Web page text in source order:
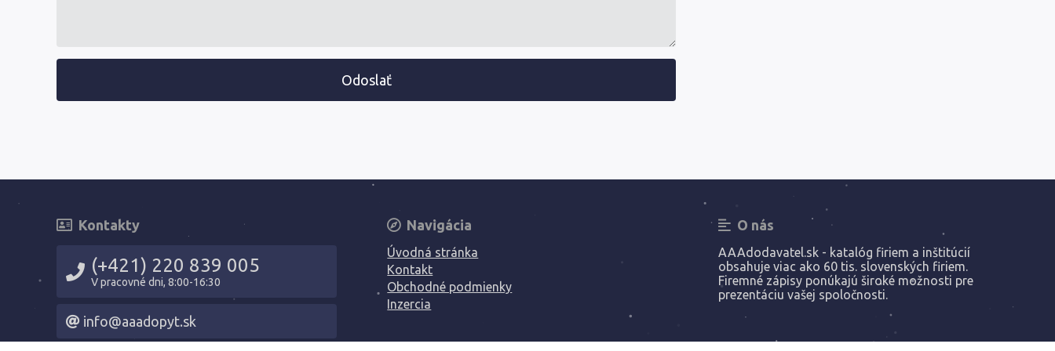
Odoslať
Kontakty
(+421) 220 839 005
V pracovné dni, 8:00-16:30
info@aaadopyt.sk
Navigácia
Úvodná stránka
Kontakt
Obchodné podmienky
Inzercia
O nás
AAAdodavatel.sk - katalóg firiem a inštitúcií
obsahuje viac ako 60 tis. slovenských firiem.
Firemné zápisy ponúkajú široké možnosti pre
prezentáciu vašej spoločnosti.